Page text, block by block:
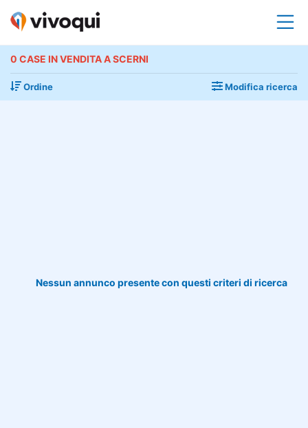
0 CASE IN VENDITA A SCERNI
Ordine Modifica ricerca
Nessun annunco presente con questi criteri di ricerca